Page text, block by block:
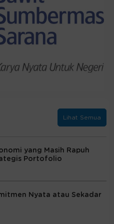
Lihat Semua
yang Masih Rapuh
Portofolio
Nyata atau Sekadar